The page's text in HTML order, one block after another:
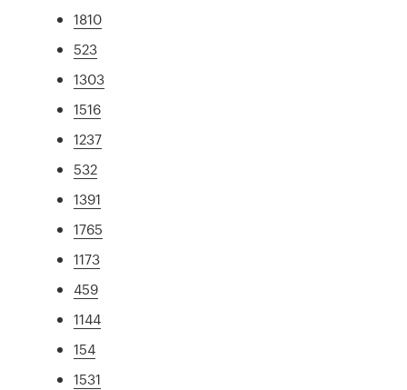
1810
523
1303
1516
1237
532
1391
1765
1173
459
1144
154
1531